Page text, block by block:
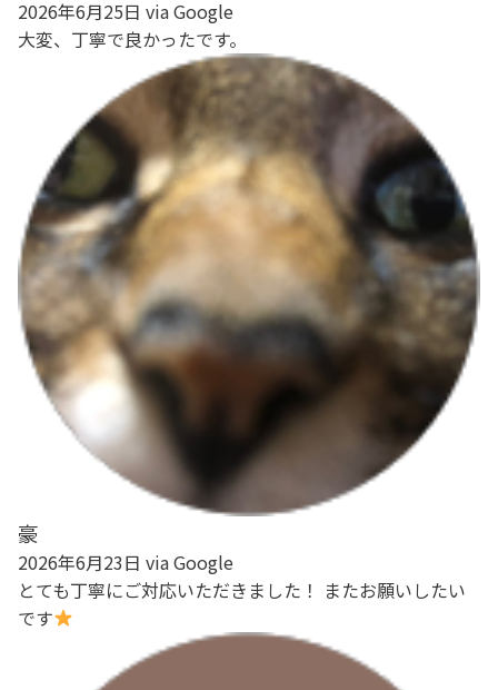
2026年6月25日 via Google
大変、丁寧で良かったです。
豪
2026年6月23日 via Google
とても丁寧にご対応いただきました！ またお願いしたい
です